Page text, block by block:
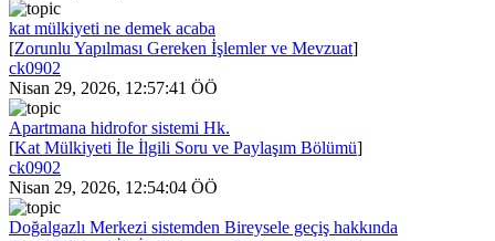
kat mülkiyeti ne demek acaba
[Zorunlu Yapılması Gereken İşlemler ve Mevzuat]
ck0902
Nisan 29, 2026, 12:57:41 ÖÖ
Apartmana hidrofor sistemi Hk.
[Kat Mülkiyeti İle İlgili Soru ve Paylaşım Bölümü]
ck0902
Nisan 29, 2026, 12:54:04 ÖÖ
Doğalgazlı Merkezi sistemden Bireysele geçiş hakkında